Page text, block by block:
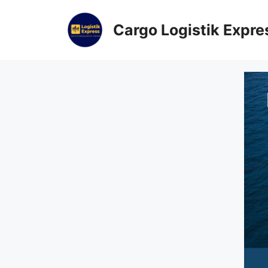
Cargo Logistik